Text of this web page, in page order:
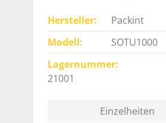
Hersteller
Packint
Modell
SOTU1000
Lagernummer
21001
Einzelheiten